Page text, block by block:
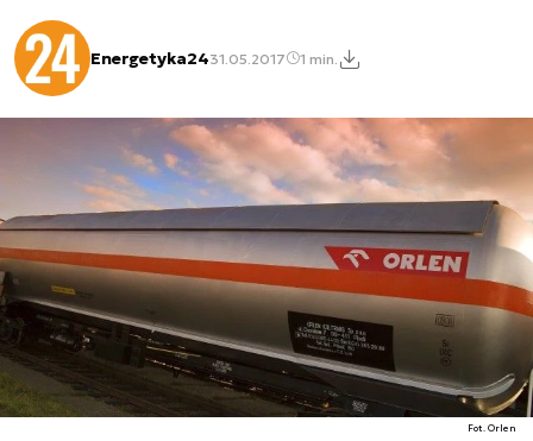
Energetyka2431.05.2017 1 min.
Fot. Orlen